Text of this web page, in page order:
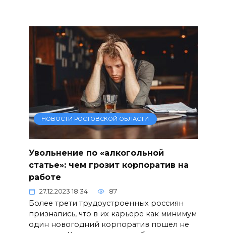
НОВОСТИ РОСТОВСКОЙ ОБЛАСТИ
Увольнение по «алкогольной
статье»: чем грозит корпоратив на
работе
27.12.2023 18:34 87
Более трети трудоустроенных россиян
признались, что в их карьере как минимум
один новогодний корпоратив пошел не